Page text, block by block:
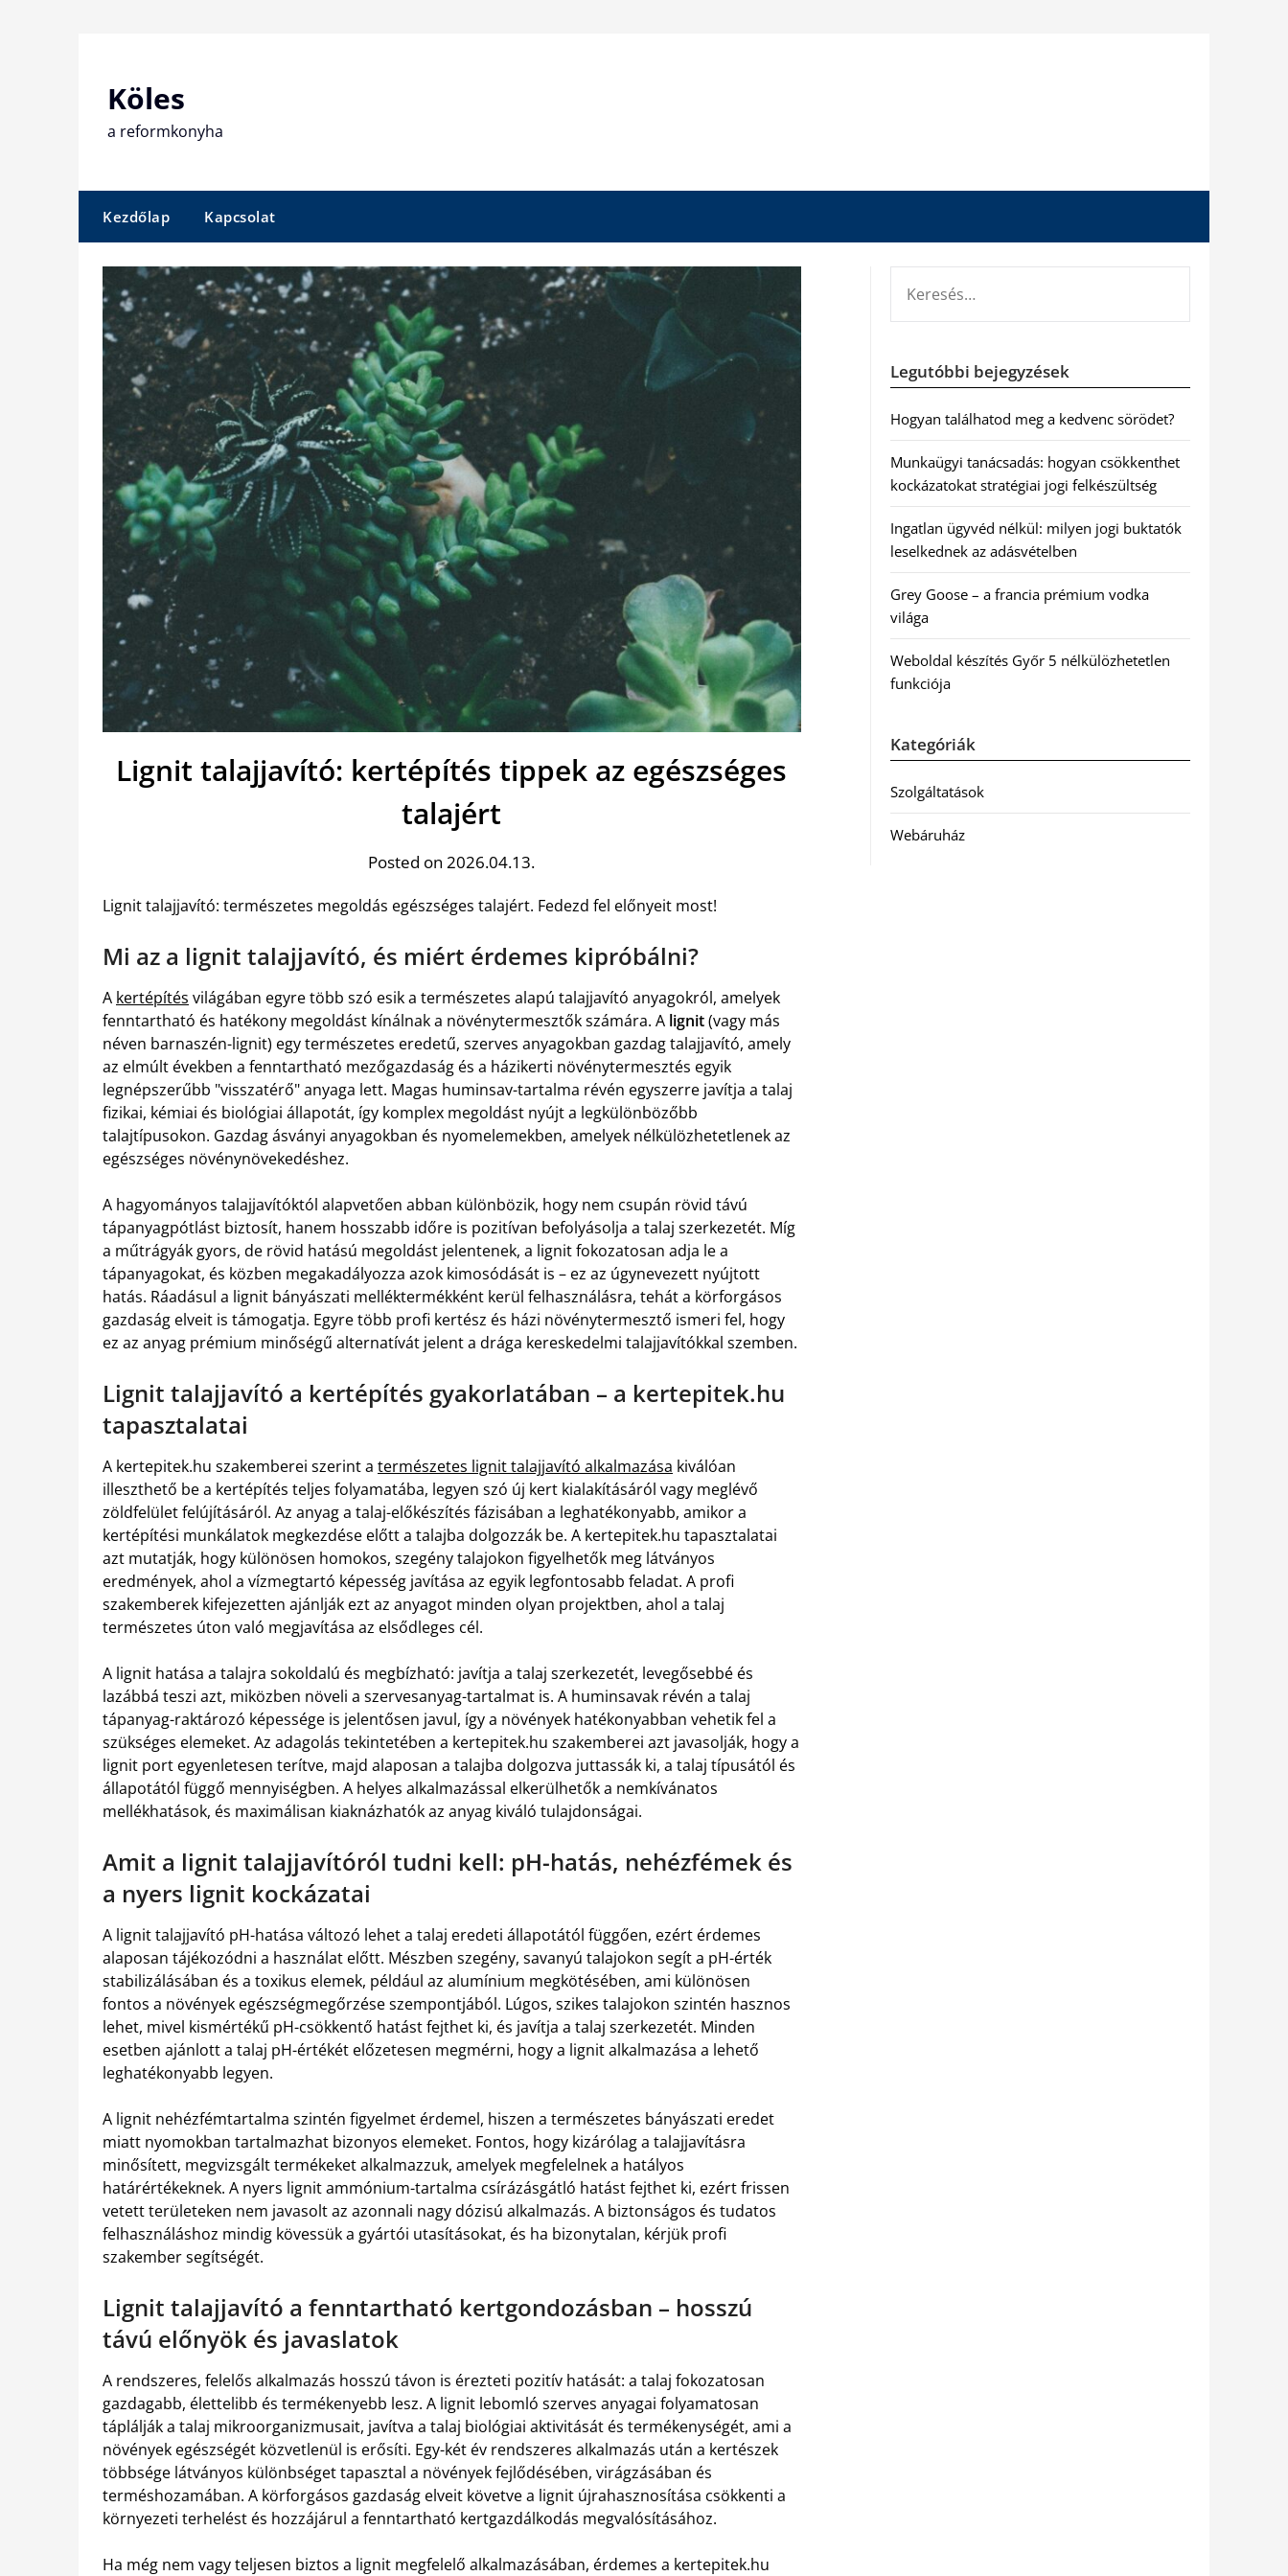
Köles
a reformkonyha
Kezdőlap Kapcsolat
Lignit talajjavító: kertépítés tippek az egészséges
talajért
Posted on 2026.04.13.
Lignit talajjavító: természetes megoldás egészséges talajért. Fedezd fel előnyeit most!
Mi az a lignit talajjavító, és miért érdemes kipróbálni?
A kertépítés világában egyre több szó esik a természetes alapú talajjavító anyagokról, amelyek
fenntartható és hatékony megoldást kínálnak a növénytermesztők számára. A lignit(vagy más
néven barnaszén-lignit) egy természetes eredetű, szerves anyagokban gazdag talajjavító, amely
az elmúlt években a fenntartható mezőgazdaság és a házikerti növénytermesztés egyik
legnépszerűbb "visszatérő" anyaga lett. Magas huminsav-tartalma révén egyszerre javítja a talaj
fizikai, kémiai és biológiai állapotát, így komplex megoldást nyújt a legkülönbözőbb
talajtípusokon. Gazdag ásványi anyagokban és nyomelemekben, amelyek nélkülözhetetlenek az
egészséges növénynövekedéshez.
A hagyományos talajjavítóktól alapvetően abban különbözik, hogy nem csupán rövid távú
tápanyagpótlást biztosít, hanem hosszabb időre is pozitívan befolyásolja a talaj szerkezetét. Míg
a műtrágyák gyors, de rövid hatású megoldást jelentenek, a lignit fokozatosan adja le a
tápanyagokat, és közben megakadályozza azok kimosódását is – ez az úgynevezett nyújtott
hatás. Ráadásul a lignit bányászati melléktermékként kerül felhasználásra, tehát a körforgásos
gazdaság elveit is támogatja. Egyre több profi kertész és házi növénytermesztő ismeri fel, hogy
ez az anyag prémium minőségű alternatívát jelent a drága kereskedelmi talajjavítókkal szemben.
Lignit talajjavító a kertépítés gyakorlatában – a kertepitek.hu
tapasztalatai
A kertepitek.hu szakemberei szerint a természetes lignit talajjavító alkalmazása kiválóan
illeszthető be a kertépítés teljes folyamatába, legyen szó új kert kialakításáról vagy meglévő
zöldfelület felújításáról. Az anyag a talaj-előkészítés fázisában a leghatékonyabb, amikor a
kertépítési munkálatok megkezdése előtt a talajba dolgozzák be. A kertepitek.hu tapasztalatai
azt mutatják, hogy különösen homokos, szegény talajokon figyelhetők meg látványos
eredmények, ahol a vízmegtartó képesség javítása az egyik legfontosabb feladat. A profi
szakemberek kifejezetten ajánlják ezt az anyagot minden olyan projektben, ahol a talaj
természetes úton való megjavítása az elsődleges cél.
A lignit hatása a talajra sokoldalú és megbízható: javítja a talaj szerkezetét, levegősebbé és
lazábbá teszi azt, miközben növeli a szervesanyag-tartalmat is. A huminsavak révén a talaj
tápanyag-raktározó képessége is jelentősen javul, így a növények hatékonyabban vehetik fel a
szükséges elemeket. Az adagolás tekintetében a kertepitek.hu szakemberei azt javasolják, hogy a
lignit port egyenletesen terítve, majd alaposan a talajba dolgozva juttassák ki, a talaj típusától és
állapotától függő mennyiségben. A helyes alkalmazással elkerülhetők a nemkívánatos
mellékhatások, és maximálisan kiaknázhatók az anyag kiváló tulajdonságai.
Amit a lignit talajjavítóról tudni kell: pH-hatás, nehézfémek és
a nyers lignit kockázatai
A lignit talajjavító pH-hatása változó lehet a talaj eredeti állapotától függően, ezért érdemes
alaposan tájékozódni a használat előtt. Mészben szegény, savanyú talajokon segít a pH-érték
stabilizálásában és a toxikus elemek, például az alumínium megkötésében, ami különösen
fontos a növények egészségmegőrzése szempontjából. Lúgos, szikes talajokon szintén hasznos
lehet, mivel kismértékű pH-csökkentő hatást fejthet ki, és javítja a talaj szerkezetét. Minden
esetben ajánlott a talaj pH-értékét előzetesen megmérni, hogy a lignit alkalmazása a lehető
leghatékonyabb legyen.
A lignit nehézfémtartalma szintén figyelmet érdemel, hiszen a természetes bányászati eredet
miatt nyomokban tartalmazhat bizonyos elemeket. Fontos, hogy kizárólag a talajjavításra
minősített, megvizsgált termékeket alkalmazzuk, amelyek megfelelnek a hatályos
határértékeknek. A nyers lignit ammónium-tartalma csírázásgátló hatást fejthet ki, ezért frissen
vetett területeken nem javasolt az azonnali nagy dózisú alkalmazás. A biztonságos és tudatos
felhasználáshoz mindig kövessük a gyártói utasításokat, és ha bizonytalan, kérjük profi
szakember segítségét.
Lignit talajjavító a fenntartható kertgondozásban – hosszú
távú előnyök és javaslatok
A rendszeres, felelős alkalmazás hosszú távon is érezteti pozitív hatását: a talaj fokozatosan
gazdagabb, élettelibb és termékenyebb lesz. A lignit lebomló szerves anyagai folyamatosan
táplálják a talaj mikroorganizmusait, javítva a talaj biológiai aktivitását és termékenységét, ami a
növények egészségét közvetlenül is erősíti. Egy-két év rendszeres alkalmazás után a kertészek
többsége látványos különbséget tapasztal a növények fejlődésében, virágzásában és
terméshozamában. A körforgásos gazdaság elveit követve a lignit újrahasznosítása csökkenti a
környezeti terhelést és hozzájárul a fenntartható kertgazdálkodás megvalósításához.
Ha még nem vagy teljesen biztos a lignit megfelelő alkalmazásában, érdemes a kertepitek.hu
Legutóbbi bejegyzések
Hogyan találhatod meg a kedvenc sörödet?
Munkaügyi tanácsadás: hogyan csökkenthet
kockázatokat stratégiai jogi felkészültség
Ingatlan ügyvéd nélkül: milyen jogi buktatók
leselkednek az adásvételben
Grey Goose – a francia prémium vodka
világa
Weboldal készítés Győr 5 nélkülözhetetlen
funkciója
Kategóriák
Szolgáltatások
Webáruház